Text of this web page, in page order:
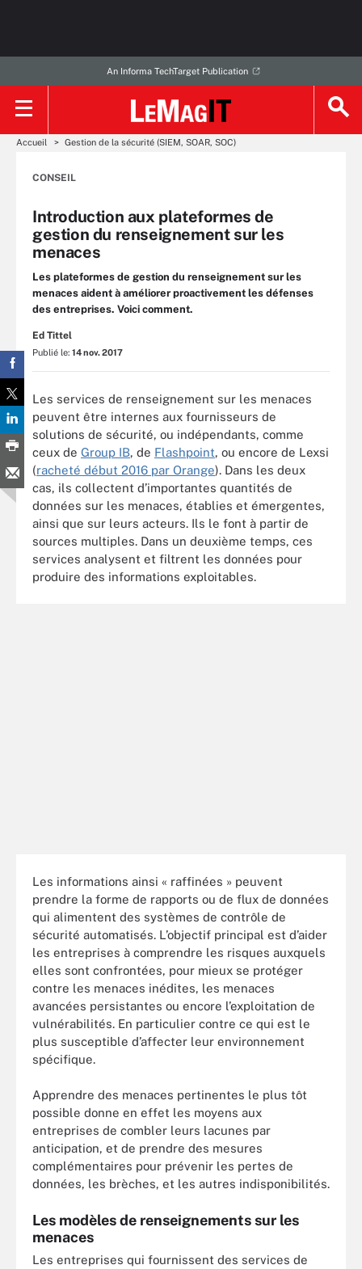
An Informa TechTarget Publication
Accueil Gestion de la sécurité (SIEM, SOAR, SOC)
CONSEIL
Introduction aux plateformes de
gestion du renseignement sur les
menaces
Les plateformes de gestion du renseignement sur les
menaces aident à améliorer proactivement les défenses
des entreprises. Voici comment.
Ed Tittel
Publié le: 14 nov. 2017
Les services de renseignement sur les menaces
peuvent être internes aux fournisseurs de
solutions de sécurité, ou indépendants, comme
ceux de Group IB, de Flashpoint, ou encore de Lexsi
(racheté début 2016 par Orange). Dans les deux
cas, ils collectent d’importantes quantités de
données sur les menaces, établies et émergentes,
ainsi que sur leurs acteurs. Ils le font à partir de
sources multiples. Dans un deuxième temps, ces
services analysent et filtrent les données pour
produire des informations exploitables.
Les informations ainsi « raffinées » peuvent
prendre la forme de rapports ou de flux de données
qui alimentent des systèmes de contrôle de
sécurité automatisés. L’objectif principal est d’aider
les entreprises à comprendre les risques auxquels
elles sont confrontées, pour mieux se protéger
contre les menaces inédites, les menaces
avancées persistantes ou encore l’exploitation de
vulnérabilités. En particulier contre ce qui est le
plus susceptible d’affecter leur environnement
spécifique.
Apprendre des menaces pertinentes le plus tôt
possible donne en effet les moyens aux
entreprises de combler leurs lacunes par
anticipation, et de prendre des mesures
complémentaires pour prévenir les pertes de
données, les brèches, et les autres indisponibilités.
Les modèles de renseignements sur les
menaces
Les entreprises qui fournissent des services de